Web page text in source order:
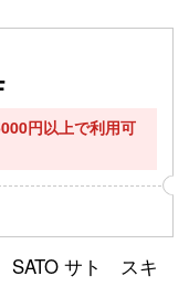
円以上で利用可
SATO サト スキ